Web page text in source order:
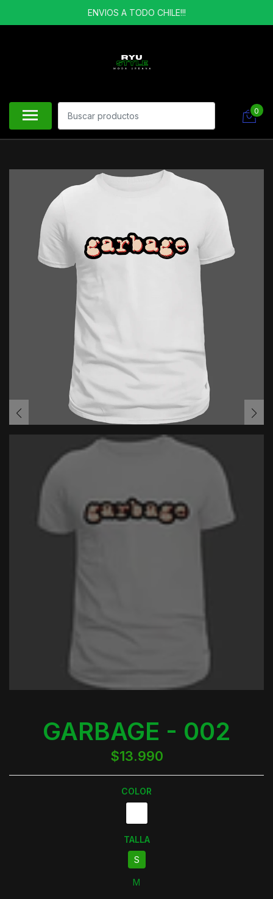
ENVIOS A TODO CHILE!!!
0
GARBAGE - 002
$13.990
COLOR
TALLA
S
M